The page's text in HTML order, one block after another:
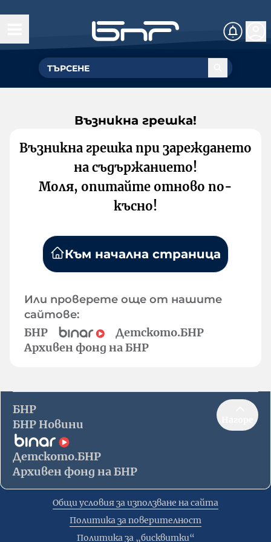
Възникна грешка!
Възникна грешка при зареждането
на съдържанието!
Моля, опитайте отново по-
късно!
Към начална страница
Или проверете още от нашите
сайтове:
БНР
Детското.БНР
Архивен фонд на БНР
БНР
БНР Новини
Детското.БНР
Архивен фонд на БНР
Общи условия за използване на сайта
Политика за поверителност
Политика за „бисквитки“